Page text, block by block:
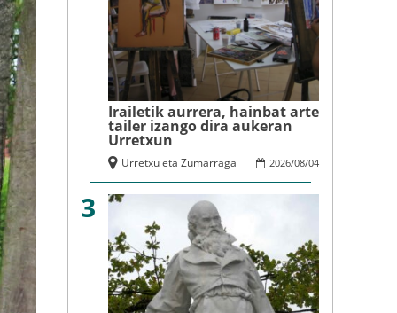
Irailetik aurrera, hainbat arte
tailer izango dira aukeran
Urretxun
2026/08/04
Urretxu eta Zumarraga
3